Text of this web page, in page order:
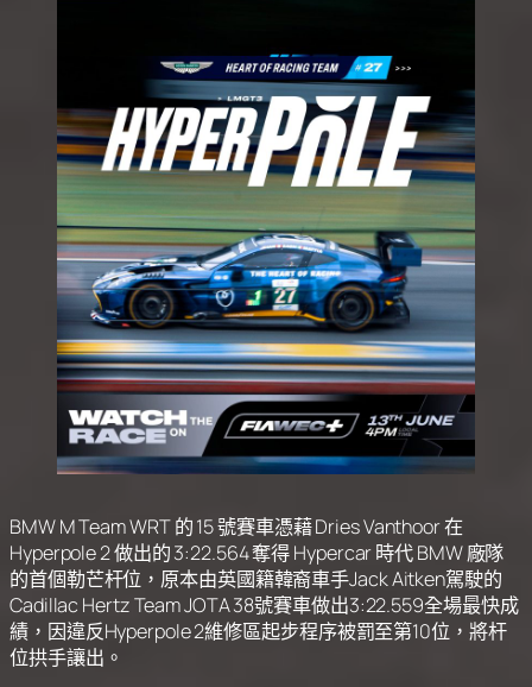
BMW M Team WRT 的 15 號賽車憑藉 Dries Vanthoor 在
Hyperpole 2 做出的 3:22.564 奪得 Hypercar 時代 BMW 廠隊
的首個勒芒杆位，原本由英國籍韓裔車手Jack Aitken駕駛的
Cadillac Hertz Team JOTA 38號賽車做出3:22.559全場最快成
績，因違反Hyperpole 2維修區起步程序被罰至第10位，將杆
位拱手讓出。